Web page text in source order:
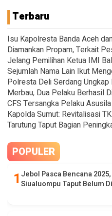
Terbaru
Isu Kapolresta Banda Aceh
Diamankan Propam, Terkait
Jelang Pemilihan Ketua IMI
Sejumlah Nama Lain Ikut
Polresta Deli Serdang
Merbau, Dua Pelaku Berhasil
CFS Tersangka Pelaku
Kapolda Sumut: Revitalisasi
Tarutung Taput Bagian
POPULER
Jebol Pasca Bencana
Siualuompu Taput Belum